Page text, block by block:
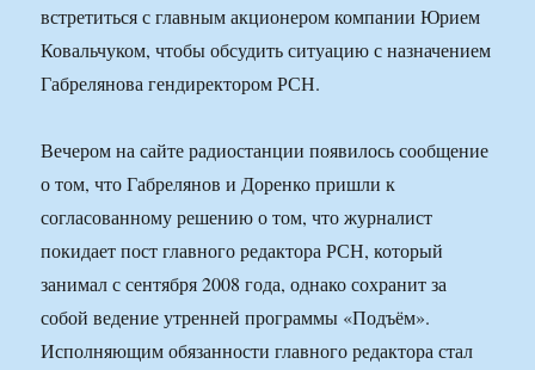
встретиться с главным акционером компании Юрием
Ковальчуком, чтобы обсудить ситуацию с назначением
Габрелянова гендиректором РСН.
Вечером на сайте радиостанции появилось сообщение
о том, что Габрелянов и Доренко пришли к
согласованному решению о том, что журналист
покидает пост главного редактора РСН, который
занимал с сентября 2008 года, однако сохранит за
собой ведение утренней программы «Подъём».
Исполняющим обязанности главного редактора стал